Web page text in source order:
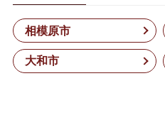
相模原市
大和市